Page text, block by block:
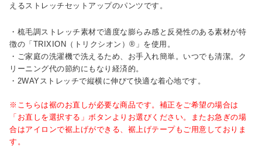
えるストレッチセットアップのパンツです。
・梳毛調ストレッチ素材で適度な膨らみ感と反発性のある素材が特
徴の「TRIXION（トリクシオン）®」を使用。
・ご家庭の洗濯機で洗えるため、お手入れ簡単。いつでも清潔。ク
リーニング代の節約にもなり経済的。
・2WAYストレッチで縦横に伸びて快適な着心地です。
※こちらは裾のお直しが必要な商品です。補正をご希望の場合は
「お直しを選択する」ボタンよりお選びください。またお急ぎの場
合はアイロンで裾上げができる、裾上げテープもご用意しておりま
す。